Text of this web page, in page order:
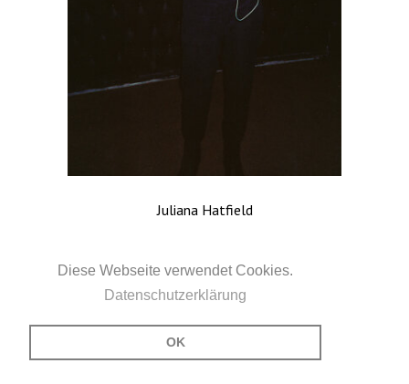
Diese Webseite verwendet Cookies.
Datenschutzerklärung
OK
Juliana Hatfield
FROM THE ALBUM
PORTRAITS
© Tanja Krokos